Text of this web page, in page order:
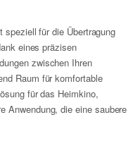
speziell für die Übertragung
eines präzisen
zwischen Ihren
Raum für komfortable
für das Heimkino,
Anwendung, die eine saubere